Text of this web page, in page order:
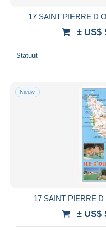
17 SAINT PIERRE D
± US$
Statuut
Nieuw
17 SAINT PIERRE
± US$